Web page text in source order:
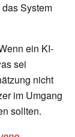
System
ein KI-
sei
nicht
im Umgang
sollten.